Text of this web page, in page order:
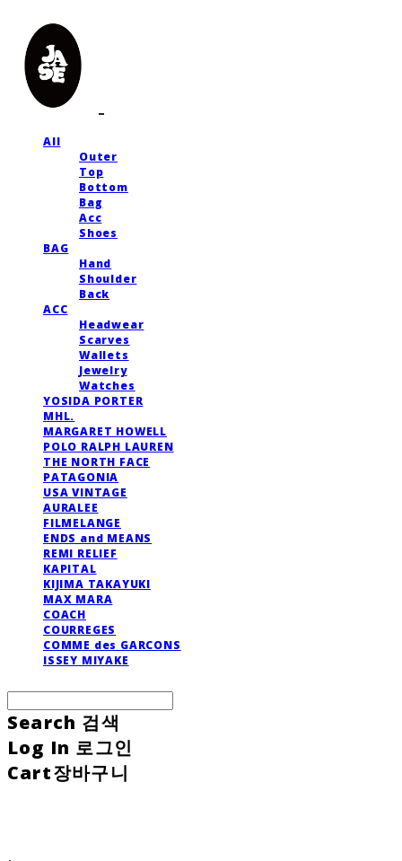
All
Outer
Top
Bottom
Bag
Acc
Shoes
BAG
Hand
Shoulder
Back
ACC
Headwear
Scarves
Wallets
Jewelry
Watches
YOSIDA PORTER
MHL.
MARGARET HOWELL
POLO RALPH LAUREN
THE NORTH FACE
PATAGONIA
USA VINTAGE
AURALEE
FILMELANGE
ENDS and MEANS
REMI RELIEF
KAPITAL
KIJIMA TAKAYUKI
MAX MARA
COACH
COURREGES
COMME des GARCONS
ISSEY MIYAKE
Search 검색
Log In 로그인
Cart장바구니